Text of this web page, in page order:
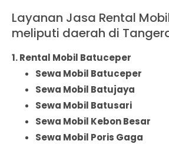
Layanan Jasa Rental
meliputi daerah di
1. Rental Mobil Batuceper
Sewa Mobil Batuceper
Sewa Mobil Batujaya
Sewa Mobil Batusari
Sewa Mobil Kebon Besar
Sewa Mobil Poris Gaga